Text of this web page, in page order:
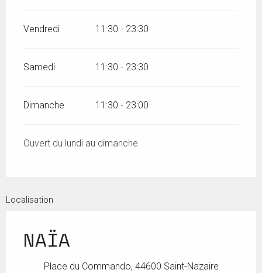
Vendredi 11:30 - 23:30
Samedi 11:30 - 23:30
Dimanche 11:30 - 23:00
Ouvert du lundi au dimanche
Localisation
NAÏA
Place du Commando, 44600 Saint-Nazaire